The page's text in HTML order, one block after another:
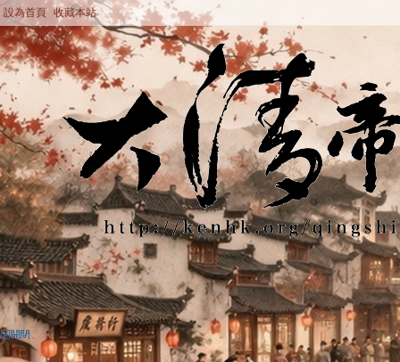
設為首頁 收藏本站